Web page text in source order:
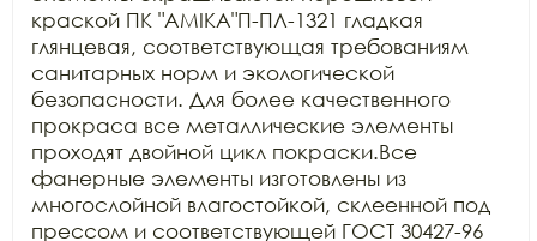
краской ПК "АМIKA"П-ПЛ-1321 гладкая
глянцевая, соответствующая требованиям
санитарных норм и экологической
безопасности. Для более качественного
прокраса все металлические элементы
проходят двойной цикл покраски.Все
фанерные элементы изготовлены из
многослойной влагостойкой, склеенной под
прессом и соответствующей ГОСТ 30427-96